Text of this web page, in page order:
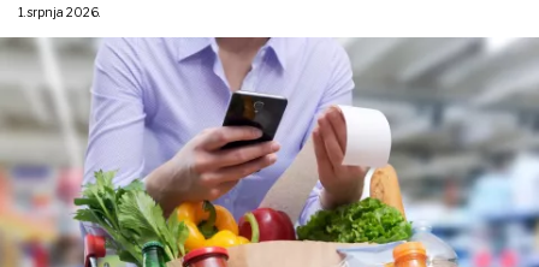
1. srpnja 2026.